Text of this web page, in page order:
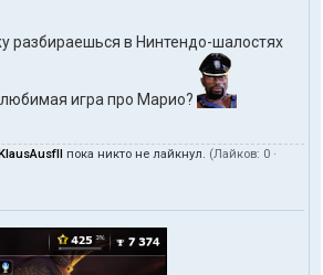
разбираешься в Нинтендо-шалостях
любимая игра про Марио?
KlausAusfII пока никто не лайкнул. (Лайков: 0 ·